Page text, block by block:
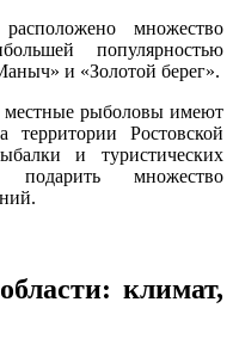
множество
популярностью
и «Золотой берег».
местные рыболовы имеют
Ростовской
и туристических
множество
климат,